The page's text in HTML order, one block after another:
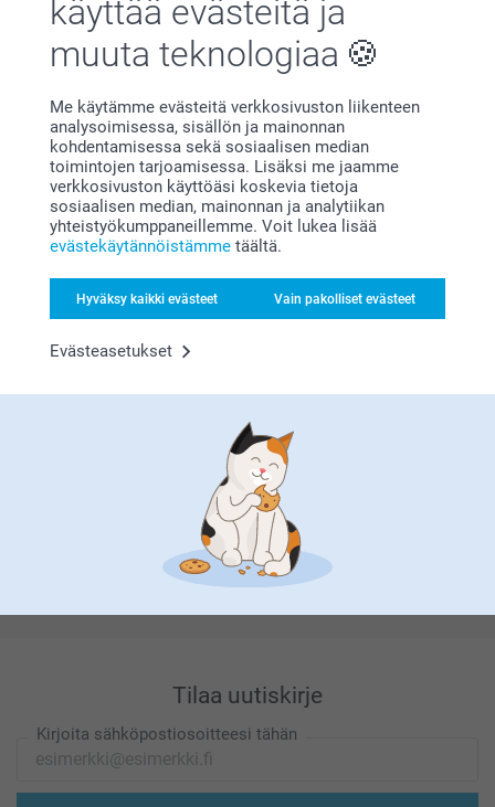
käyttää evästeitä ja
muuta teknologiaa
Me käytämme evästeitä verkkosivuston liikenteen
analysoimisessa, sisällön ja mainonnan
kohdentamisessa sekä sosiaalisen median
toimintojen tarjoamisessa. Lisäksi me jaamme
verkkosivuston käyttöäsi koskevia tietoja
sosiaalisen median, mainonnan ja analytiikan
yhteistyökumppaneillemme. Voit lukea lisää
evästekäytännöistämme täältä.
Hyväksy kaikki evästeet Vain pakolliset evästeet
Evästeasetukset
Bonusta kaikista tilauksista
Olemme täällä sinun vuoksesi
Tilaa uutiskirje
Kirjoita sähköpostiosoitteesi tähän